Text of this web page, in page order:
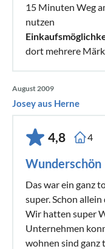
15 Minuten Weg
nutzen
dort mehrere
August 2009
Josey aus Herne
4,8 4
Wunderschön
Das war ein ganz
super. Schon
Wir hatten super
Unternehmen
wohnen sind ganz